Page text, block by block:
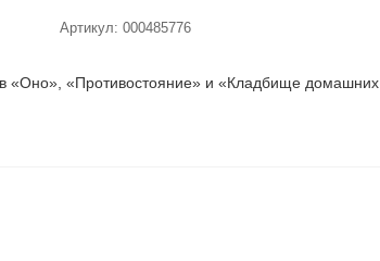
Артикул: 000485776
«Оно», «Противостояние» и «Кладбище домашних